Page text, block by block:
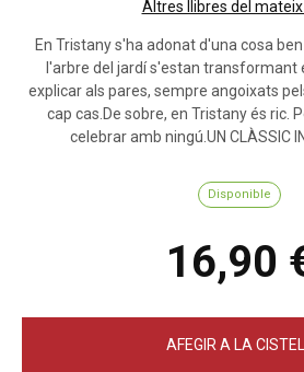
Altres llibres del
En Tristany s'ha adonat d'una cosa
l'arbre del jardí s'estan transformant
explicar als pares, sempre angoixats
cap cas.De sobre, en Tristany és ric.
celebrar amb ningú.UN CLÀSSIC
Disponible
16,90
AFEGIR A LA